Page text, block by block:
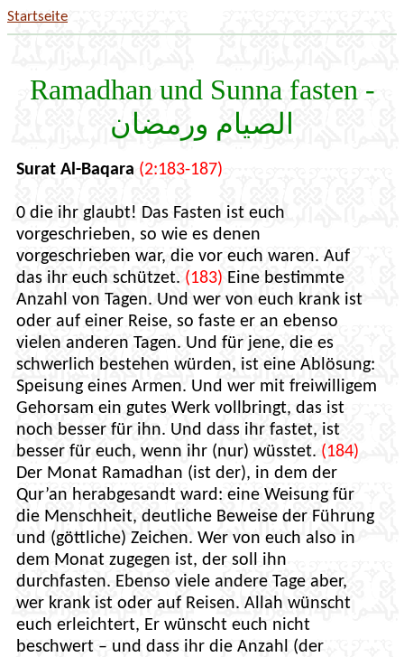
Startseite
Ramadhan und Sunna fasten -
الصيام ورمضان
Surat Al-Baqara (2:183-187)
0 die ihr glaubt! Das Fasten ist euch
vorgeschrieben, so wie es denen
vorgeschrieben war, die vor euch waren. Auf
das ihr euch schützet. (183) Eine bestimmte
Anzahl von Tagen. Und wer von euch krank ist
oder auf einer Reise, so faste er an ebenso
vielen anderen Tagen. Und für jene, die es
schwerlich bestehen würden, ist eine Ablösung:
Speisung eines Armen. Und wer mit freiwilligem
Gehorsam ein gutes Werk vollbringt, das ist
noch besser für ihn. Und dass ihr fastet, ist
besser für euch, wenn ihr (nur) wüsstet. (184)
Der Monat Ramadhan (ist der), in dem der
Qur’an herabgesandt ward: eine Weisung für
die Menschheit, deutliche Beweise der Führung
und (göttliche) Zeichen. Wer von euch also in
dem Monat zugegen ist, der soll ihn
durchfasten. Ebenso viele andere Tage aber,
wer krank ist oder auf Reisen. Allah wünscht
euch erleichtert, Er wünscht euch nicht
beschwert – und dass ihr die Anzahl (der